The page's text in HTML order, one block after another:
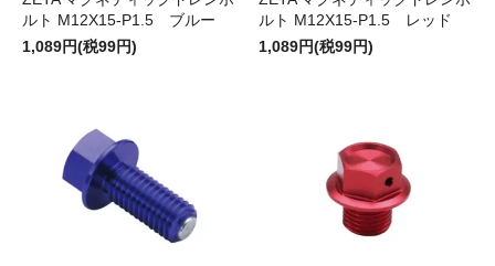
ルト M12X15-P1.5 ブルー
1,089円(税99円)
ルト M12X15-P1.5 レッド
1,089円(税99円)